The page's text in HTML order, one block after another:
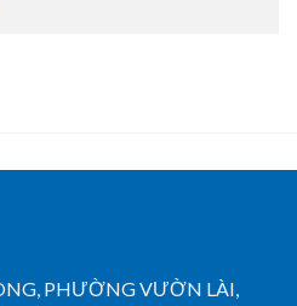
PHƯỜNG VƯỜN LÀI,